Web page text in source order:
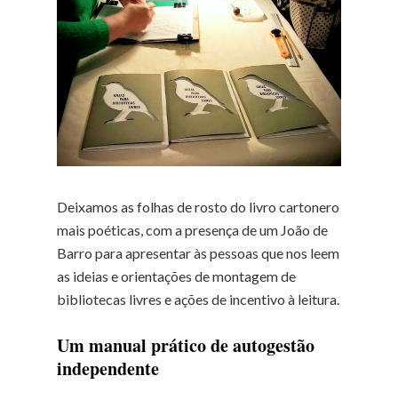
Deixamos as folhas de rosto do livro cartonero
mais poéticas, com a presença de um João de
Barro para apresentar às pessoas que nos leem
as ideias e orientações de montagem de
bibliotecas livres e ações de incentivo à leitura.
Um manual prático de autogestão
independente